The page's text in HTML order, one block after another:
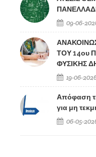
09-06-
ΤΟΥ 14ου
ΦΥΣΙΚΗΣ
19-06-
Απόφαση
για μη
06-05-